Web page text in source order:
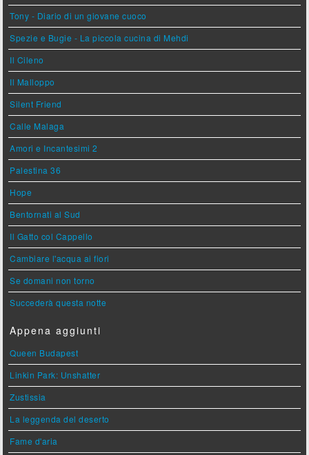
Tony - Diario di un giovane cuoco
Spezie e Bugie - La piccola cucina di Mehdi
Il Cileno
Il Malloppo
Silent Friend
Calle Malaga
Amori e Incantesimi 2
Palestina 36
Hope
Bentornati al Sud
Il Gatto col Cappello
Cambiare l'acqua ai fiori
Se domani non torno
Succederà questa notte
Appena aggiunti
Queen Budapest
Linkin Park: Unshatter
Zustissia
La leggenda del deserto
Fame d'aria